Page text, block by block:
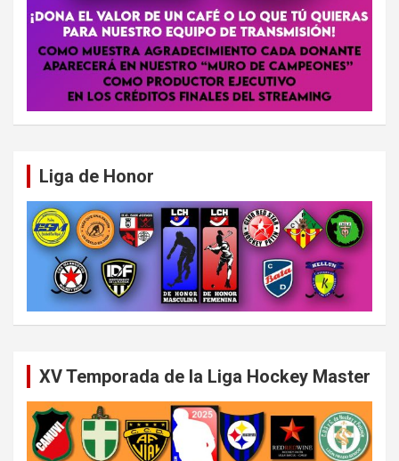
Liga de Honor
XV Temporada de la Liga Hockey Master